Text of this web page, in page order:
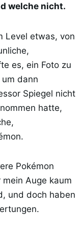
welche nicht.
Level etwas, von
es, ein Foto zu
dann
Spiegel nicht
hatte,
Pokémon
Auge kaum
und doch haben